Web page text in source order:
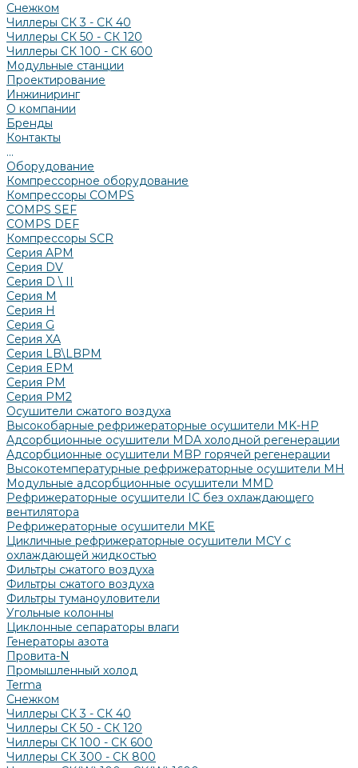
Снежком
Чиллеры СК 3 - СК 40
Чиллеры СК 50 - СК 120
Чиллеры СК 100 - СК 600
Модульные станции
Проектирование
Инжиниринг
О компании
Бренды
Контакты
...
Оборудование
Компрессорное оборудование
Компрессоры COMPS
COMPS SEF
COMPS DEF
Компрессоры SCR
Серия APM
Серия DV
Серия D \ II
Серия М
Серия H
Серия G
Серия XA
Серия LB\LBPM
Серия EPM
Серия РМ
Серия PM2
Осушители сжатого воздуха
Высокобарные рефрижераторные осушители MK-HP
Адсорбционные осушители MDA холодной регенерации
Адсорбционные осушители MBP горячей регенерации
Высокотемпературные рефрижераторные осушители MH
Модульные адсорбционные осушители MMD
Рефрижераторные осушители IC без охлаждающего
вентилятора
Рефрижераторные осушители MKE
Цикличные рефрижераторные осушители MCY с
охлаждающей жидкостью
Фильтры сжатого воздуха
Фильтры сжатого воздуха
Фильтры туманоуловители
Угольные колонны
Циклонные сепараторы влаги
Генераторы азота
Провита-N
Промышленный холод
Terma
Снежком
Чиллеры СК 3 - СК 40
Чиллеры СК 50 - СК 120
Чиллеры СК 100 - СК 600
Чиллеры СК 300 - СК 800